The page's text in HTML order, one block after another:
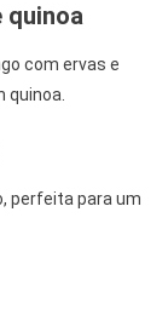
quinoa
com ervas e
quinoa.
perfeita para um